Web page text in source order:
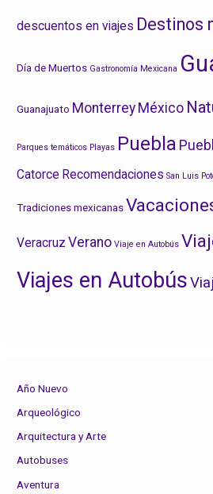
descuentos en viajes Destinos
Día de Muertos Gastronomía Mexicana
Guanajuato Monterrey México
Parques temáticos Playas Puebla
Catorce Recomendaciones San Luis
Tradiciones mexicanas
Veracruz Verano Viaje en Autobús
Viajes en Autobús
Año Nuevo
Arqueológico
Arquitectura y Arte
Autobuses
Aventura